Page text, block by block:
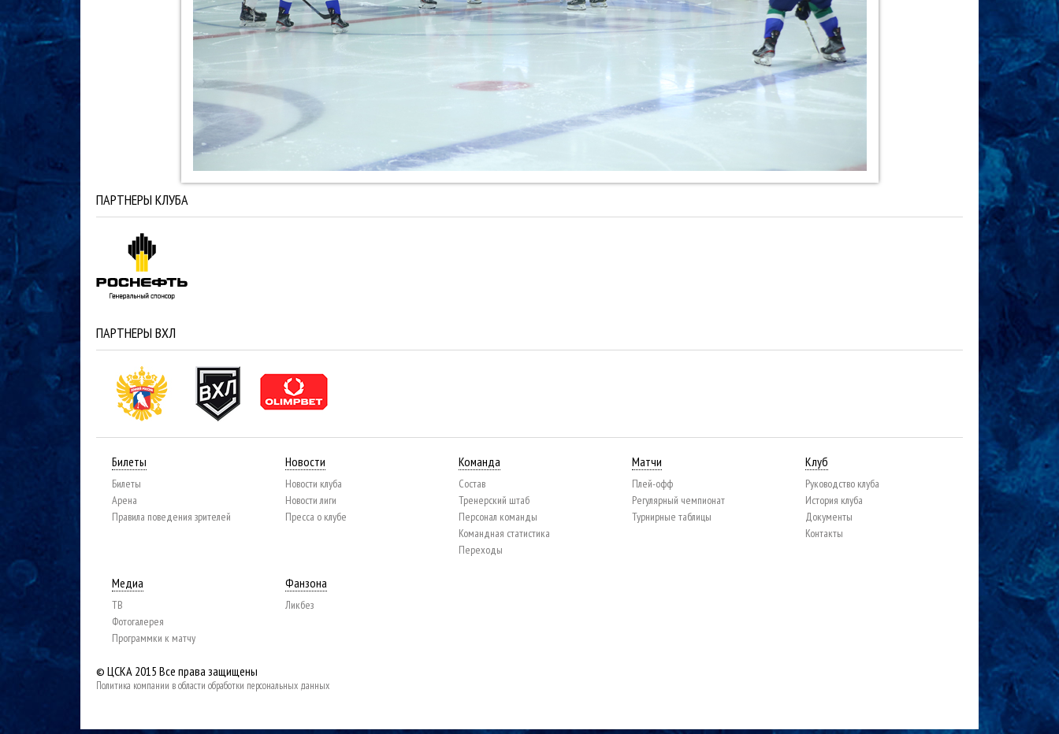
ПАРТНЕРЫ КЛУБА
ПАРТНЕРЫ ВХЛ
Билеты
Билеты
Арена
Правила поведения зрителей
Новости
Новости клуба
Новости лиги
Пресса о клубе
Команда
Состав
Тренерский штаб
Персонал команды
Командная статистика
Переходы
Матчи
Плей-офф
Регулярный чемпионат
Турнирные таблицы
Клуб
Руководство клуба
История клуба
Документы
Контакты
Медиа
ТВ
Фотогалерея
Программки к матчу
Фанзона
Ликбез
© ЦСКА 2015 Все права защищены
Политика компании в области обработки персональных данных